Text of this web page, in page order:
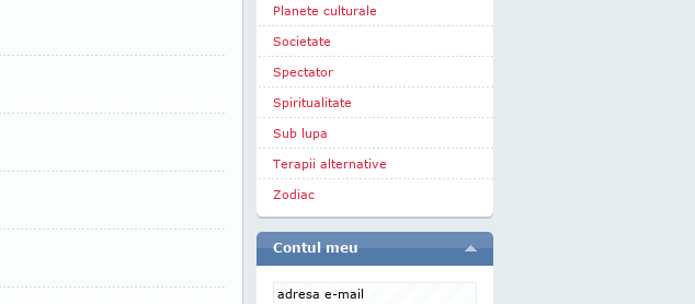
Planete culturale
Societate
Spectator
Spiritualitate
Sub lupa
Terapii alternative
Zodiac
Contul meu